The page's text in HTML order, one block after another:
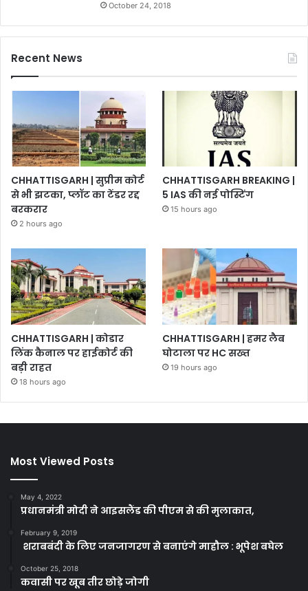
October 24, 2018
Recent News
CHHATTISGARH | सुप्रीम कोर्ट
से भी झटका, प्लॉट का टेंडर रद्द
बरकरार
2 hours ago
CHHATTISGARH BREAKING |
5 IAS की नई पोस्टिंग
15 hours ago
CHHATTISGARH | कोडार
लिंक कैनाल पर हाईकोर्ट की
बड़ी राहत
18 hours ago
CHHATTISGARH | हमर लैब
घोटाला पर HC सख्त
19 hours ago
Most Viewed Posts
May 4, 2022
प्रधानमंत्री मोदी ने आइसलैंड की पीएम से की मुलाकात,
February 9, 2019
शराबबंदी के लिए जनजागरण से बनाएंगे माहौल : भूपेश बघेल
October 25, 2018
कवासी पर खूब तीर छोड़े जोगी